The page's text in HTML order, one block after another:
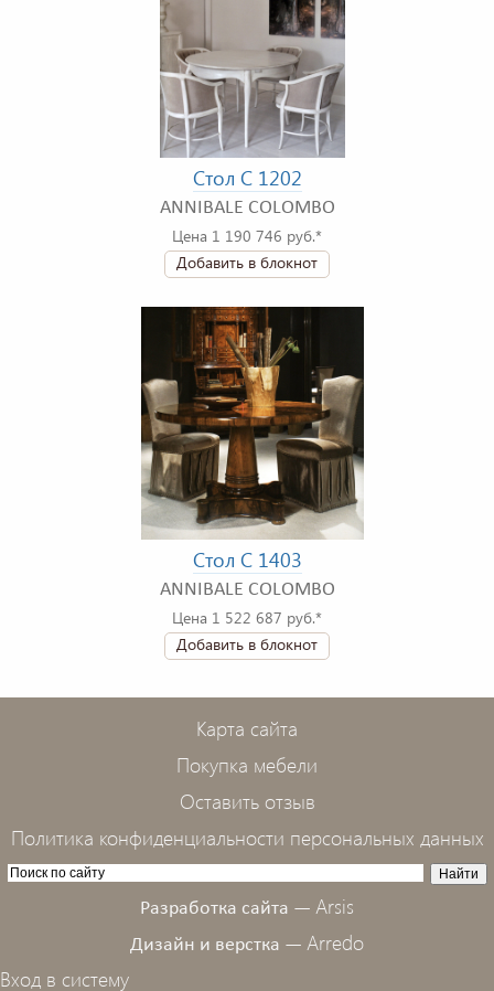
Стол C 1202
ANNIBALE COLOMBO
Цена 1 190 746 руб.*
Добавить в блокнот
Стол C 1403
ANNIBALE COLOMBO
Цена 1 522 687 руб.*
Добавить в блокнот
Карта сайта
Покупка мебели
Оставить отзыв
Политика конфиденциальности персональных данных
Разработка сайта — Arsis
Дизайн и верстка — Arredo
Вход в систему